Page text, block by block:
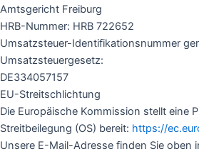
Amtsgericht Freiburg
HRB-Nummer: HRB 722652
Umsatzsteuer-Identifikationsnummer
Umsatzsteuergesetz:
DE334057157
EU-Streitschlichtung
Die Europäische Kommission stellt eine
Streitbeilegung (OS) bereit: https://
Unsere E-Mail-Adresse finden Sie oben